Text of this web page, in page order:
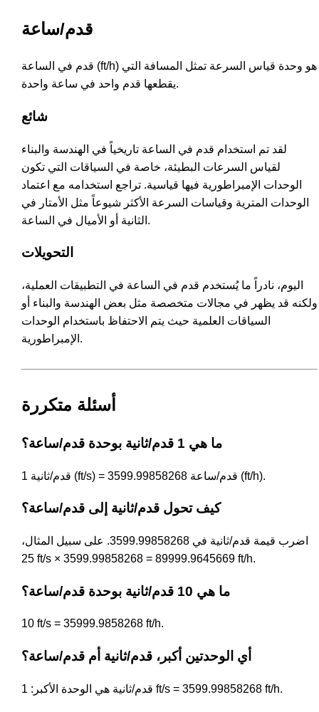
قدم/ساعة
قدم في الساعة (ft/h) هو وحدة قياس السرعة تمثل المسافة التي
يقطعها قدم واحد في ساعة واحدة.
شائع
لقد تم استخدام قدم في الساعة تاريخياً في الهندسة والبناء
لقياس السرعات البطيئة، خاصة في السياقات التي تكون
الوحدات الإمبراطورية فيها قياسية. تراجع استخدامه مع اعتماد
الوحدات المترية وقياسات السرعة الأكثر شيوعاً مثل الأمتار في
الثانية أو الأميال في الساعة.
التحويلات
اليوم، نادراً ما يُستخدم قدم في الساعة في التطبيقات العملية،
ولكنه قد يظهر في مجالات متخصصة مثل بعض الهندسة والبناء أو
السياقات العلمية حيث يتم الاحتفاظ باستخدام الوحدات
الإمبراطورية.
أسئلة متكررة
ما هي 1 قدم/ثانية بوحدة قدم/ساعة؟
1 قدم/ثانية (ft/s) = 3599.99858268 قدم/ساعة (ft/h).
كيف تحول قدم/ثانية إلى قدم/ساعة؟
اضرب قيمة قدم/ثانية في 3599.99858268. على سبيل المثال،
25 ft/s × 3599.99858268 = 89999.9645669 ft/h.
ما هي 10 قدم/ثانية بوحدة قدم/ساعة؟
10 ft/s = 35999.9858268 ft/h.
أي الوحدتين أكبر، قدم/ثانية أم قدم/ساعة؟
قدم/ثانية هي الوحدة الأكبر: 1 ft/s = 3599.99858268 ft/h.